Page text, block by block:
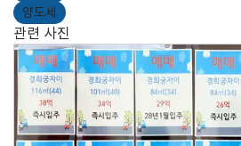
양도세
관련 사진